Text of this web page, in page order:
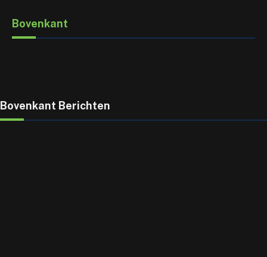
Bovenkant
Bovenkant Berichten